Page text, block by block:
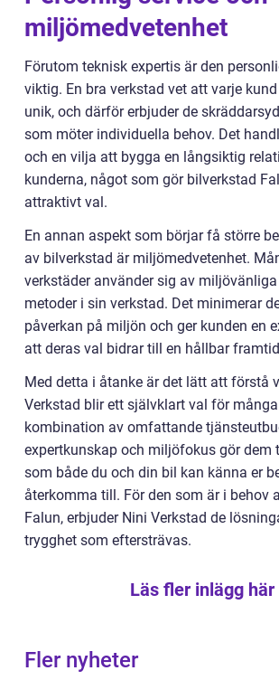
miljömedvetenhet
Förutom teknisk expertis är den
viktig. En bra verkstad vet att varje
unik, och därför erbjuder de
som möter individuella behov. Det
och en vilja att bygga en långsiktig
kunderna, något som gör bilverkstad
attraktivt val.
En annan aspekt som börjar få större
av bilverkstad är miljömedvetenhet.
verkstäder använder sig av
metoder i sin verkstad. Det minimerar
påverkan på miljön och ger kunden en
att deras val bidrar till en hållbar
Med detta i åtanke är det lätt att förstå
Verkstad blir ett självklart val för
kombination av omfattande
expertkunskap och miljöfokus gör dem
som både du och din bil kan känna er
återkomma till. För den som är i behov
Falun, erbjuder Nini Verkstad de
trygghet som eftersträvas.
Läs fler inlägg här
Fler nyheter